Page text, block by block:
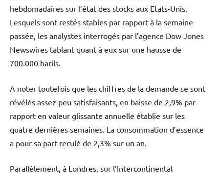
hebdomadaires sur l’état des stocks aux Etats-Unis.
Lesquels sont restés stables par rapport à la semaine
passée, les analystes interrogés par l’agence Dow Jones
Newswires tablant quant à eux sur une hausse de
700.000 barils.
A noter toutefois que les chiffres de la demande se sont
révélés assez peu satisfaisants, en baisse de 2,9% par
rapport en valeur glissante annuelle établie sur les
quatre dernières semaines. La consommation d’essence
a pour sa part reculé de 2,3% sur un an.
Parallèlement, à Londres, sur l’Intercontinental